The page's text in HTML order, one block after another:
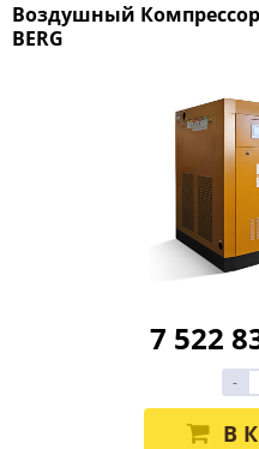
Воздушный
BERG
7 522
-
В